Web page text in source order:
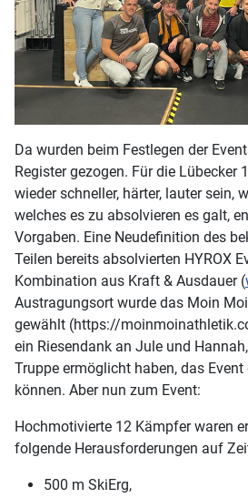
Da wurden beim Festlegen der
Register gezogen. Für die Lübecker
wieder schneller, härter, lauter sein,
welches es zu absolvieren es galt,
Vorgaben. Eine Neudefinition des
Teilen bereits absolvierten HYROX
Kombination aus Kraft & Ausdauer (
Austragungsort wurde das Moin
gewählt (https://
ein Riesendank an Jule und
Truppe ermöglicht haben, das
können. Aber nun zum Event:
Hochmotivierte 12 Kämpfer waren
folgende Herausforderungen auf
500 m SkiErg,